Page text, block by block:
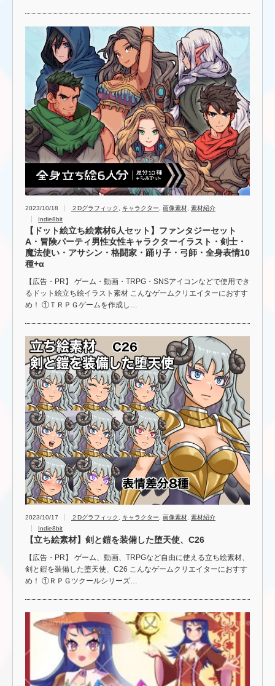
2023/10/18 ２Dグラフィック キャラクター 画像素材 素材紹介
Indie8bit
【ドット絵立ち絵素材6人セット】ファンタジーセット
A・冒険パーティ男性女性キャラクターイラスト・剣士・
魔法使い・アサシン・格闘家・踊り子・弓師・全身表情10
種+α
【広告・PR】 ゲーム・動画・TRPG・SNSアイコンなどで使用でき
るドット絵立ち絵イラスト素材 こんなゲームクリエイターにおすす
め！ ①ＴＲＰＧゲームを作成し…
2023/10/17 ２Dグラフィック キャラクター 画像素材 素材紹介
Indie8bit
【立ち絵素材】剣と鎧を装備した堕天使、C26
【広告・PR】 ゲーム、動画、TRPGなど自由に使える立ち絵素材、
剣と鎧を装備した堕天使、C26 こんなゲームクリエイターにおすす
め！ ①ＲＰＧツクールシリーズ…